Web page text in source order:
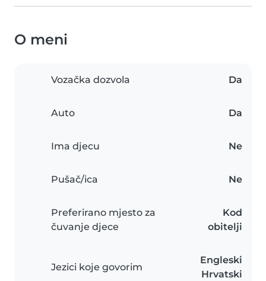
O meni
Vozačka dozvola Da
Auto Da
Ima djecu Ne
Pušač/ica Ne
Preferirano mjesto za
čuvanje djece
Kod
obitelji
Jezici koje govorim
Engleski
Hrvatski